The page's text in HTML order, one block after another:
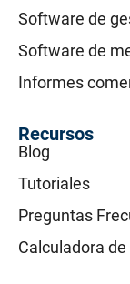
Software de
Software de
Informes
Recursos
Blog
Tutoriales
Preguntas
Calculadora